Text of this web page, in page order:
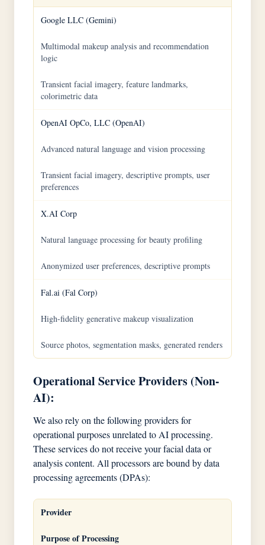
Google LLC (Gemini)
Multimodal makeup analysis and recommendation
logic
Transient facial imagery, feature landmarks,
colorimetric data
OpenAI OpCo, LLC (OpenAI)
Advanced natural language and vision processing
Transient facial imagery, descriptive prompts, user
preferences
X.AI Corp
Natural language processing for beauty profiling
Anonymized user preferences, descriptive prompts
Fal.ai (Fal Corp)
High-fidelity generative makeup visualization
Source photos, segmentation masks, generated renders
Operational Service Providers (Non-
AI):
We also rely on the following providers for
operational purposes unrelated to AI processing.
These services do not receive your facial data or
analysis content. All processors are bound by data
processing agreements (DPAs):
Provider
Purpose of Processing